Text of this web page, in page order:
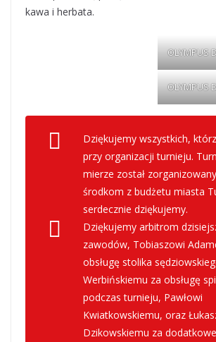
kawa i herbata.
OLYMPUS
OLYMPUS
Dziękujemy wszystkich,
przy organizacji turnieju.
mierze został
środkom z budżetu miasta
serdecznie dziękujemy.
Dziękujemy arbitrom
zawodów, Tobiaszowi
obsługę stolika
Werbińskiemu za obsługę
podczas turnieju, Pawłowi
Kwiatkowskiemu, oraz
Dzikowskiemu za